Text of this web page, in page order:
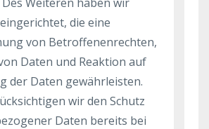
die eine
von Betroffenenrechten,
Daten und Reaktion auf
der Daten gewährleisten.
wir den Schutz
Daten bereits bei